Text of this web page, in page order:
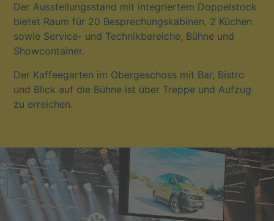
Der Aus­stel­lungs­stand mit inte­grier­tem Dop­pel­stock
bie­tet Raum für 20 Bespre­chungs­ka­bi­nen, 2 Küchen
sowie Ser­vice- und Tech­nik­be­rei­che, Büh­ne und
Showcontainer.
Der Kaf­fee­gar­ten im Ober­ge­schoss mit Bar, Bis­tro
und Blick auf die Büh­ne ist über Trep­pe und Auf­zug
zu erreichen.